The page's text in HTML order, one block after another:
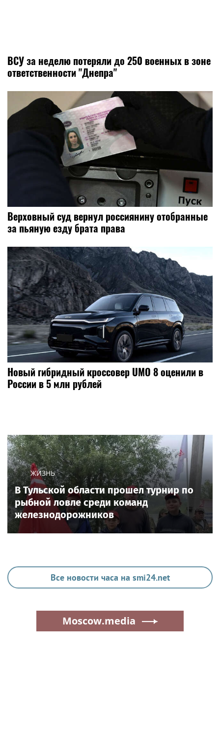
ВСУ за неделю потеряли до 250 военных в зоне
ответственности "Днепра"
Верховный суд вернул россиянину отобранные
за пьяную езду брата права
Новый гибридный кроссовер UMO 8 оценили в
России в 5 млн рублей
ЖИЗНЬ
В Тульской области прошел турнир по
рыбной ловле среди команд
железнодорожников
Все новости часа на smi24.net
Moscow.media